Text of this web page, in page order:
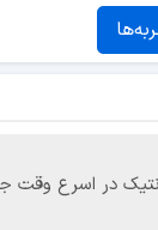
آنتیک در